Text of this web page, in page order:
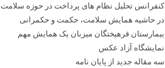
کنفرانس تحلیل نظام های پرداخت در حوزه سلامت
در حاشیه همایش سلامت، حکمت و حکمرانی
بیمارستان فرهیختگان میزبان یک همایش مهم
نمایشگاه آزاد عکس
سه مقاله جدید از پایان نامه